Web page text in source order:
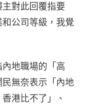
對此回覆指要
和公司等級，我覺
地職場的「高
無奈表示「內地
港比不了」、